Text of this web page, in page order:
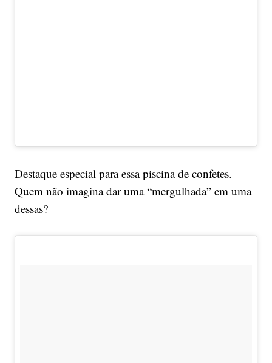
Destaque especial para essa piscina de confetes.
Quem não imagina dar uma “mergulhada” em uma
dessas?